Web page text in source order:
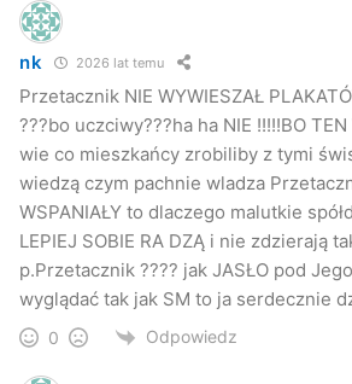
nk 2026 lat temu
Przetacznik NIE WYWIESZAŁ
???bo uczciwy???ha ha NIE !!!!!BO
wie co mieszkańcy zrobiliby z tymi
wiedzą czym pachnie wladza
WSPANIAŁY to dlaczego malutkie
LEPIEJ SOBIE RA DZĄ i nie zdzierają
p.Przetacznik ???? jak JASŁO pod
wyglądać tak jak SM to ja serdecznie
0 Odpowiedz